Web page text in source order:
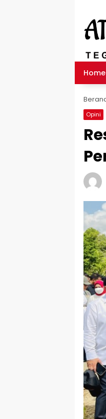
Home
Opini